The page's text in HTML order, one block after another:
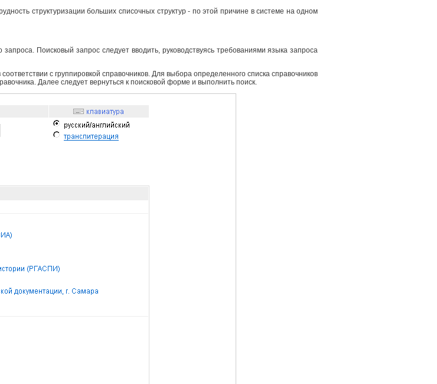
структуризации больших списочных структур - по этой причине в системе на одном
Поисковый запрос следует вводить, руководствуясь требованиями языка запроса
с группировкой справочников. Для выбора определенного списка справочников
Далее следует вернуться к поисковой форме и выполнить поиск.